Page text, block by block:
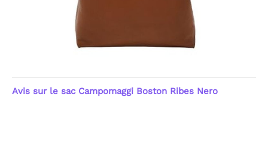
Avis sur le sac Campomaggi Boston Ribes Nero